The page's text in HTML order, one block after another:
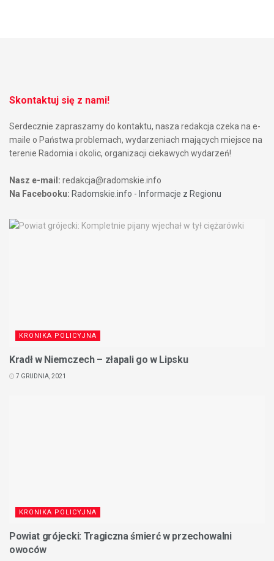
Skontaktuj się z nami!
Serdecznie zapraszamy do kontaktu, nasza redakcja czeka na e-
maile o Państwa problemach, wydarzeniach mających miejsce na
terenie Radomia i okolic, organizacji ciekawych wydarzeń!
Nasz e-mail: redakcja@radomskie.info
Na Facebooku: Radomskie.info - Informacje z Regionu
KRONIKA POLICYJNA
Kradł w Niemczech – złapali go w Lipsku
7 GRUDNIA, 2021
KRONIKA POLICYJNA
Powiat grójecki: Tragiczna śmierć w przechowalni
owoców